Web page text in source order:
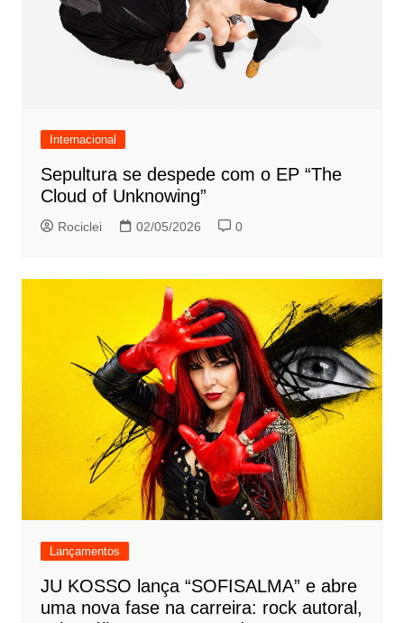
Internacional
Sepultura se despede com o EP “The
Cloud of Unknowing”
Rociclei 02/05/2026 0
Lançamentos
JU KOSSO lança “SOFISALMA” e abre
uma nova fase na carreira: rock autoral,